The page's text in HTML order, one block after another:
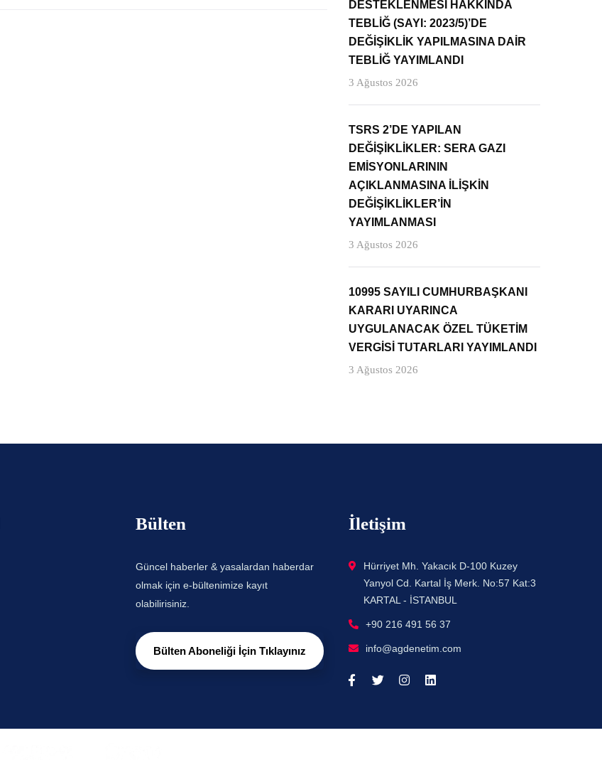
DESTEKLENMESİ HAKKINDA
TEBLİĞ (SAYI: 2023/5)’DE
DEĞİŞİKLİK YAPILMASINA DAİR
TEBLİĞ YAYIMLANDI
3 Ağustos 2026
TSRS 2’DE YAPILAN
DEĞİŞİKLİKLER: SERA GAZI
EMİSYONLARININ
AÇIKLANMASINA İLİŞKİN
DEĞİŞİKLİKLER’İN
YAYIMLANMASI
3 Ağustos 2026
10995 SAYILI CUMHURBAŞKANI
KARARI UYARINCA
UYGULANACAK ÖZEL TÜKETİM
VERGİSİ TUTARLARI YAYIMLANDI
3 Ağustos 2026
Bülten
Güncel haberler & yasalardan haberdar
olmak için e-bültenimize kayıt
olabilirisiniz.
Bülten Aboneliği İçin Tıklayınız
İletişim
Hürriyet Mh. Yakacık D-100 Kuzey
Yanyol Cd. Kartal İş Merk. No:57 Kat:3
KARTAL - İSTANBUL
+90 216 491 56 37
info@agdenetim.com